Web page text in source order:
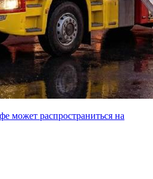
может распространиться на